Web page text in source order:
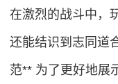
在激烈的战斗中，
还能结识到志同道
范** 为了更好地展